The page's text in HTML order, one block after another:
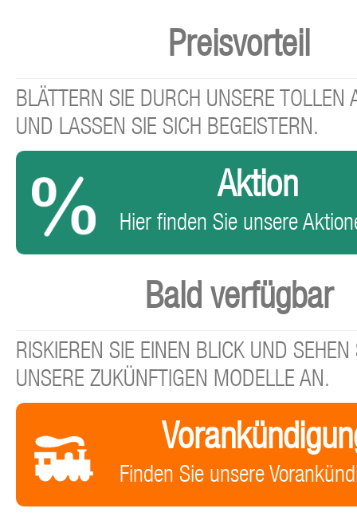
Preisvorteil
BLÄTTERN SIE DURCH UNSERE TOLLEN
UND LASSEN SIE SICH BEGEISTERN.
Aktion
Hier finden Sie unsere
Bald verfügbar
RISKIEREN SIE EINEN BLICK UND SEHEN
UNSERE ZUKÜNFTIGEN MODELLE AN.
Finden Sie unsere